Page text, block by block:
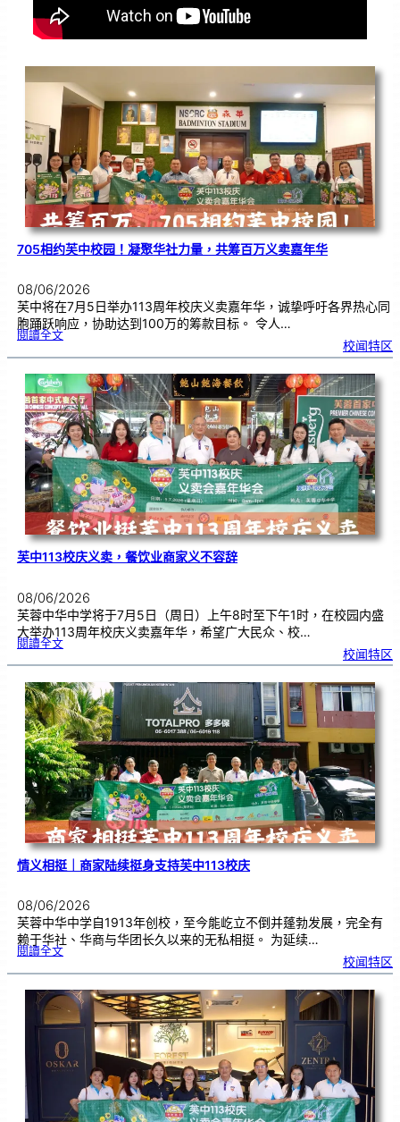
705相约芙中校园！凝聚华社力量，共筹百万义卖嘉年华
08/06/2026
芙中将在7月5日举办113周年校庆义卖嘉年华，诚挚呼吁各界热心同
胞踊跃响应，协助达到100万的筹款目标。 令人…
閱讀全文:
7
相
芙
中
校
园
！
凝
聚
华
社
力
量
，
共
筹
百
万
义
卖
嘉
年
华
校闻特区
芙中113校庆义卖，餐饮业商家义不容辞
08/06/2026
芙蓉中华中学将于7月5日（周日）上午8时至下午1时，在校园内盛
大举办113周年校庆义卖嘉年华，希望广大民众、校…
閱讀全文:芙
1
校
庆
义
卖
，
餐
饮
业
商
家
义
不
容
辞
校闻特区
情义相挺｜商家陆续挺身支持芙中113校庆
08/06/2026
芙蓉中华中学自1913年创校，至今能屹立不倒并蓬勃发展，完全有
赖于华社、华商与华团长久以来的无私相挺。 为延续…
閱讀全文:情
挺
商
家
陆
挺
身
支
持
中1
1
3
校
庆
校闻特区